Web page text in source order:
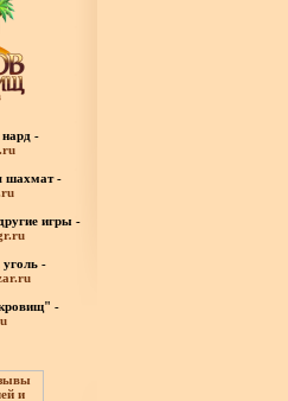
-
шахмат -
другие игры -
-
-